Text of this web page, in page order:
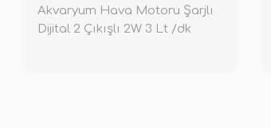
Akvaryum Hava Motoru Şarjlı
Dijital 2 Çıkışlı 2W 3 Lt /dk